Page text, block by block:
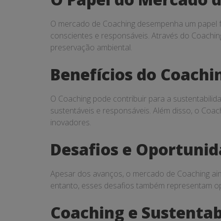
2024
O mercado de Coaching desempenha um
conscientes e responsáveis. Através do
preservação ambiental.
Benefícios do
O Coaching pode contribuir para a
sustentáveis e responsáveis. Além disso, o
inovadores.
Desafios e
Apesar dos avanços, o mercado de Coaching
entanto, esses desafios também representam
Coaching e